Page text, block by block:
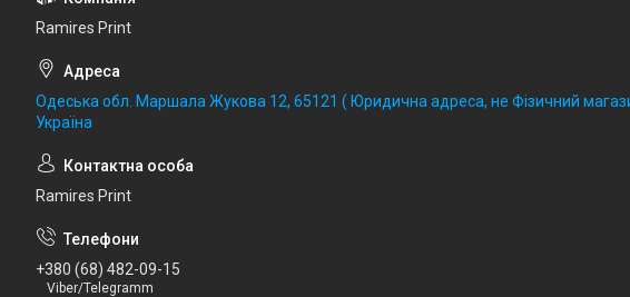
Ramires Print
Одеська обл. Маршала Жукова 12, 65121 ( Юридична адреса, не Фізичний
Україна
Ramires Print
+380 (68) 482-09-15
Viber/Telegramm